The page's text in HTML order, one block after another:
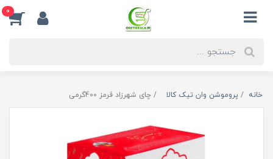
0
خانه پروموشن وان تیک کالا چای شهرزاد قرمز 400گرمی